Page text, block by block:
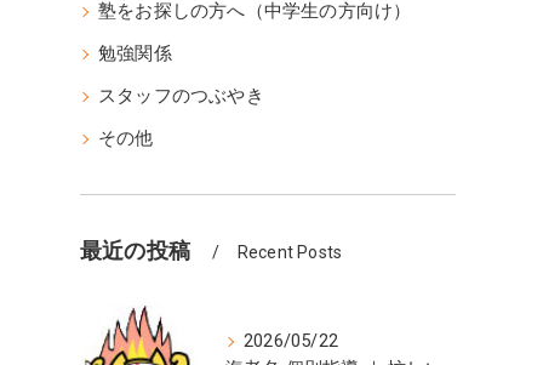
塾をお探しの方へ（中学生の方向け）
勉強関係
スタッフのつぶやき
その他
最近の投稿 Recent Posts
2026/05/22